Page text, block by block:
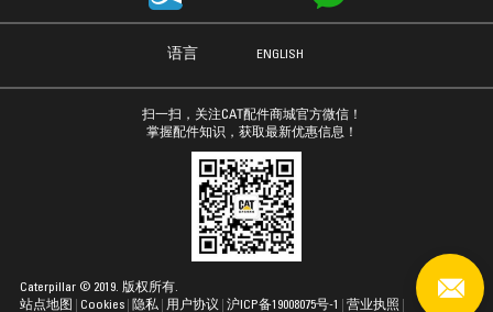
语言 ENGLISH
扫一扫，关注CAT配件商城官方微信！
掌握配件知识，获取最新优惠信息！
站点地图 Cookies 隐私 用户协议
Caterpillar © 2019. 版权所有.
沪ICP备19008075号-1
营业执照